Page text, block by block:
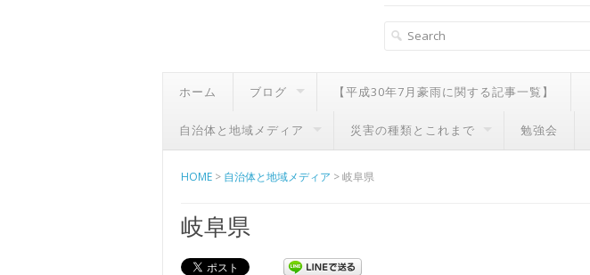
ホーム ブログ 【平成30年7月豪雨に関する記事一覧】
自治体と地域メディア 災害の種類とこれまで 勉強会
HOME > 自治体と地域メディア >岐阜県
岐阜県